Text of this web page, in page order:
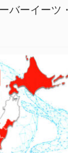
バーイーツ・